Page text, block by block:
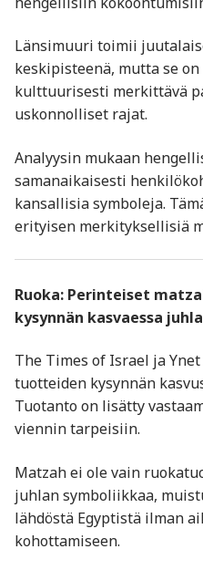
Länsimuuri toimii
keskipisteenä, mutta se
kulttuurisesti merkittävä
uskonnolliset rajat.
Analyysin mukaan
samanaikaisesti
kansallisia symboleja.
erityisen merkityksellisiä
Ruoka: Perinteiset
kysynnän kasvaessa
The Times of Israel ja
tuotteiden kysynnän
Tuotanto on lisätty
viennin tarpeisiin.
Matzah ei ole vain
juhlan symboliikkaa,
lähdöstä Egyptistä ilman
kohottamiseen.